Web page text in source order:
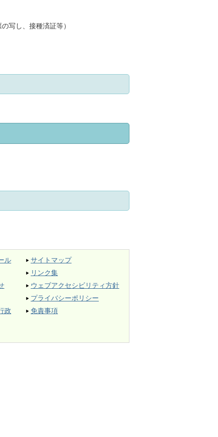
写し、接種済証等）
ル
政
サイトマップ
リンク集
ウェブアクセシビリティ方針
プライバシーポリシー
免責事項